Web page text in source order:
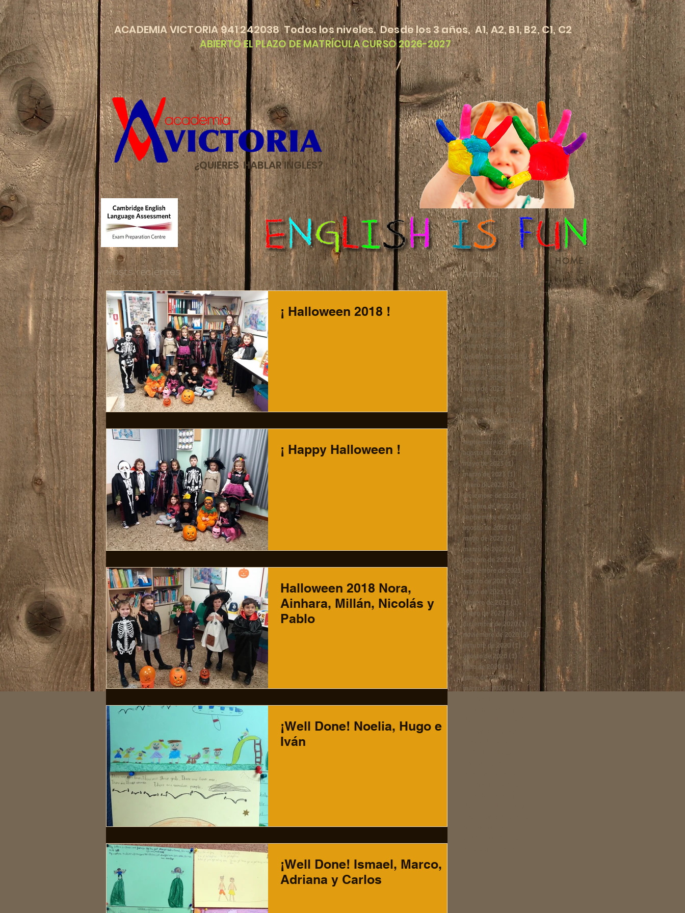
​ACADEMIA VICTORIA 941 242038 Todos los niveles. Desde los 3 años, A1, A2, B1, B2, C1, C2
​ABIERTO EL PLAZO DE MATRÍCULA CURSO 2026-2027
¿QUIERES HABLAR INGLÉS?
Posts recientes
¡ Halloween 2018 !
¡ Happy Halloween !
Halloween 2018 Nora,
Ainhara, Millán, Nicolás y
Pablo
¡Well Done! Noelia, Hugo e
Iván
¡Well Done! Ismael, Marco,
Adriana y Carlos
HOME
Archivo
Información para los alumnos de la
Academia Victoria.
junio de 2026 (1) 1 entrada
marzo de 2026 (1)1 entrada
enero de 2026 (2)2 entradas
diciembre de 2025 (1)1 entrada
septiembre de 2025(2)2 entradas
junio de 2025
(1) 1 entrada
mayo de 2025 (1) 1 entrada
abril de 2025 (1) 1 entrada
febrero de 2025(1) 1 entrada
septiembre de 2024 (1)1 entrada
marzo de 2024 (2)2 entradas
septiembre de 2023(3)3 entradas
agosto de 2023 (1) 1 entrada
mayo de 2023 (1) 1 entrada
marzo de 2023 (1) 1 entrada
enero de 2023 (3)3 entradas
diciembre de 2022 (1)1 entrada
octubre de 2022(1) 1 entrada
septiembre de 2022 (2)2 entradas
agosto de 2022 (1) 1 entrada
mayo de 2022 (2) 2 entradas
marzo de 2022 (2)
2 entradas
octubre de 2021 (1)1 entrada
septiembre de 2021 (1) 1 entrada
agosto de 2021(2)2 entradas
mayo de 2021 (1) 1 entrada
febrero de 2021 (1)1 entrada
enero de 2021 (2) 2 entradas
diciembre de 2020 (1)1 entrada
noviembre de 2020 (2) 2 entradas
octubre de 2020 (1)
1 entrada
agosto de 2020 (1) 1 entrada
julio de 2020 (1)1 entrada
junio de 2020(2) 2 entradas
marzo de 2020 (1) 1 entrada